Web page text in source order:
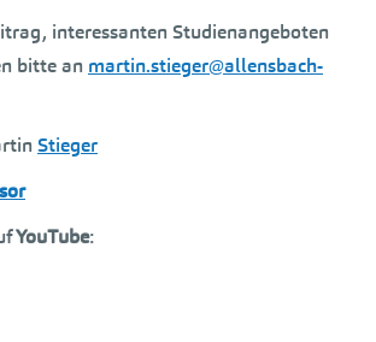
interessanten Studienangeboten
bitte an martin.stieger@allensbach-
Stieger
YouTube: